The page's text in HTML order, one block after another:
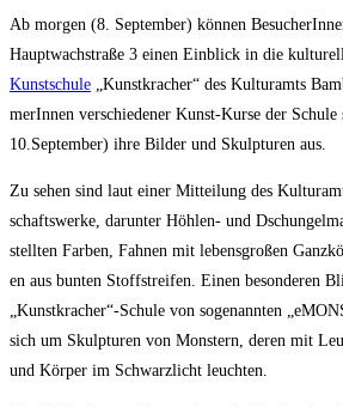
Ab mor­gen (8. Sep­tem­ber) kön­nen
Haupt­wach­stra­ße 3 einen Ein­blick in die
Kunst­schu­le „Kunst­kra­cher“ des Kul­tur­amts
me­rIn­nen ver­schie­de­ner Kunst-Kur­se der
10.September) ihre Bil­der und Skulp­tu­ren aus.
Zu sehen sind laut einer Mit­tei­lung des
schafts­wer­ke, dar­un­ter Höh­len- und
stell­ten Far­ben, Fah­nen mit lebens­gro­ßen
en aus bun­ten Stoff­strei­fen. Einen beson­de­ren
„Kunstkracher“-Schule von soge­nann­ten
sich um Skulp­tu­ren von Mons­tern, deren mit
und Kör­per im Schwarz­licht leuchten.